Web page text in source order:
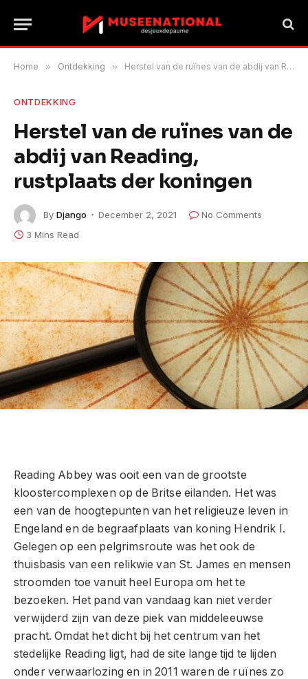
Home » Ontdekking » Herstel van de ruïnes van de abdij van Reading, rustplaats der koningen
ONTDEKKING
Herstel van de ruïnes van de
abdij van Reading,
rustplaats der koningen
By Django December 2, 2021
No Comments
3 Mins Read
Reading Abbey was ooit een van de grootste
kloostercomplexen op de Britse eilanden. Het was
een van de hoogtepunten van het religieuze leven in
Engeland en de begraafplaats van koning Hendrik I.
Gelegen op een pelgrimsroute was het ook de
thuisbasis van een relikwie van St. James en mensen
stroomden toe vanuit heel Europa om het te
bezoeken. Het pand van vandaag kan niet verder
verwijderd zijn van deze piek van middeleeuwse
pracht. Omdat het dicht bij het centrum van het
stedelijke Reading ligt, had de site lange tijd te lijden
onder verwaarlozing en in 2011 waren de ruïnes zo